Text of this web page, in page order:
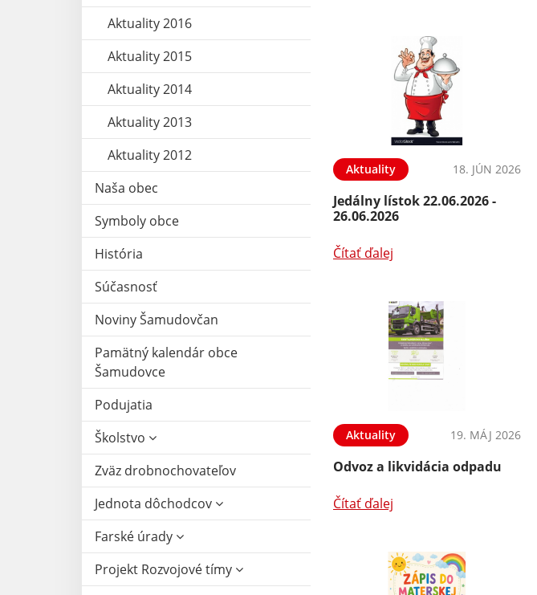
Aktuality 2016
Aktuality 2015
Aktuality 2014
Aktuality 2013
Aktuality 2012
Naša obec
Symboly obce
História
Súčasnosť
Noviny Šamudovčan
Pamätný kalendár obce
Šamudovce
Podujatia
Školstvo
Zväz drobnochovateľov
Jednota dôchodcov
Farské úrady
Projekt Rozvojové tímy
Aktuality 18. JÚN 2026
Jedálny lístok 22.06.2026 -
26.06.2026
Čítať ďalej
Aktuality 19. MÁJ 2026
Odvoz a likvidácia odpadu
Čítať ďalej